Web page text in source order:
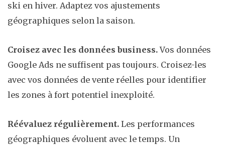
ski en hiver. Adaptez vos ajustements
géographiques selon la saison.
Croisez avec les données business.Vos données
Google Ads ne suffisent pas toujours. Croisez-les
avec vos données de vente réelles pour identifier
les zones à fort potentiel inexploité.
Réévaluez régulièrement. Les performances
géographiques évoluent avec le temps. Un